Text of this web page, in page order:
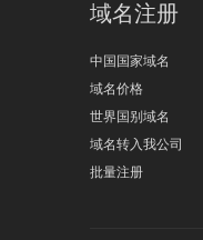
域名注册
中国国家域名
域名价格
世界国别域名
域名转入我公司
批量注册